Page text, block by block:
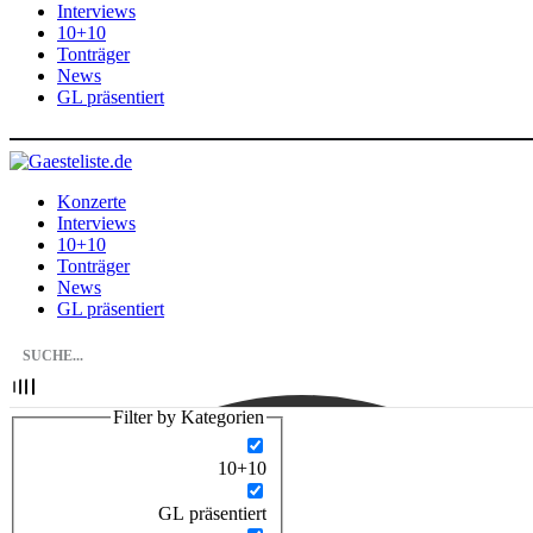
Interviews
10+10
Tonträger
News
GL präsentiert
Konzerte
Interviews
10+10
Tonträger
News
GL präsentiert
Filter by Kategorien
10+10
GL präsentiert